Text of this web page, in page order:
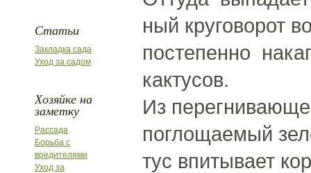
Статьи
Закладка сада
Уход за садом
Хозяйке на
заметку
Рассада
Борьба с
вредителями
Уход за
ный круговорот
постепенно
кактусов.
Из
поглощаемый
тус впитывает